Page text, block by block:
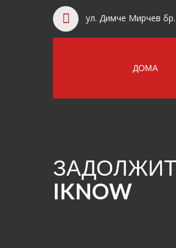
ул. Димче Мирчев
ДОМА
IKNOW